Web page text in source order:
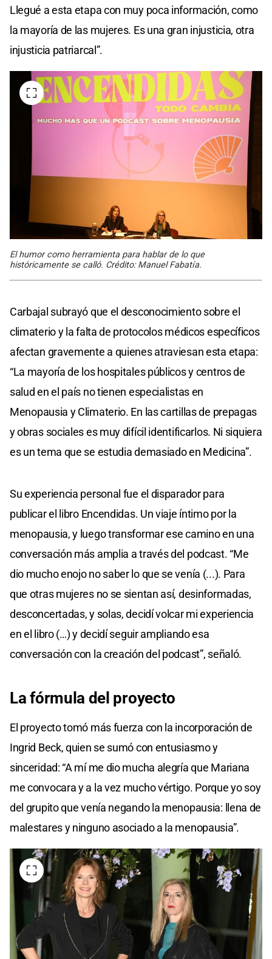
Llegué a esta etapa con muy poca información, como
la mayoría de las mujeres. Es una gran injusticia, otra
injusticia patriarcal”.
El humor como herramienta para hablar de lo que
históricamente se calló. Crédito: Manuel Fabatía.
Carbajal subrayó que el desconocimiento sobre el
climaterio y la falta de protocolos médicos específicos
afectan gravemente a quienes atraviesan esta etapa:
“La mayoría de los hospitales públicos y centros de
salud en el país no tienen especialistas en
Menopausia y Climaterio. En las cartillas de prepagas
y obras sociales es muy difícil identificarlos. Ni siquiera
es un tema que se estudia demasiado en Medicina”.
Su experiencia personal fue el disparador para
publicar el libro Encendidas. Un viaje íntimo por la
menopausia, y luego transformar ese camino en una
conversación más amplia a través del podcast. “Me
dio mucho enojo no saber lo que se venía (...). Para
que otras mujeres no se sientan así, desinformadas,
desconcertadas, y solas, decidí volcar mi experiencia
en el libro (…) y decidí seguir ampliando esa
conversación con la creación del podcast”, señaló.
La fórmula del proyecto
El proyecto tomó más fuerza con la incorporación de
Ingrid Beck, quien se sumó con entusiasmo y
sinceridad: “A mí me dio mucha alegría que Mariana
me convocara y a la vez mucho vértigo. Porque yo soy
del grupito que venía negando la menopausia: llena de
malestares y ninguno asociado a la menopausia”.